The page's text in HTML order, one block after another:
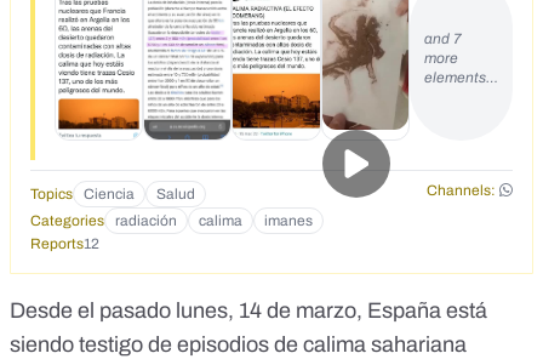
mar. 22 Twitter for iPhone&nbsp;</div>
and 7
more
elements…
Topics Ciencia Salud
Channels:
Categories
radiación calima
imanes
Reports12
Desde el pasado lunes, 14 de marzo, España está
siendo testigo de episodios de calima sahariana